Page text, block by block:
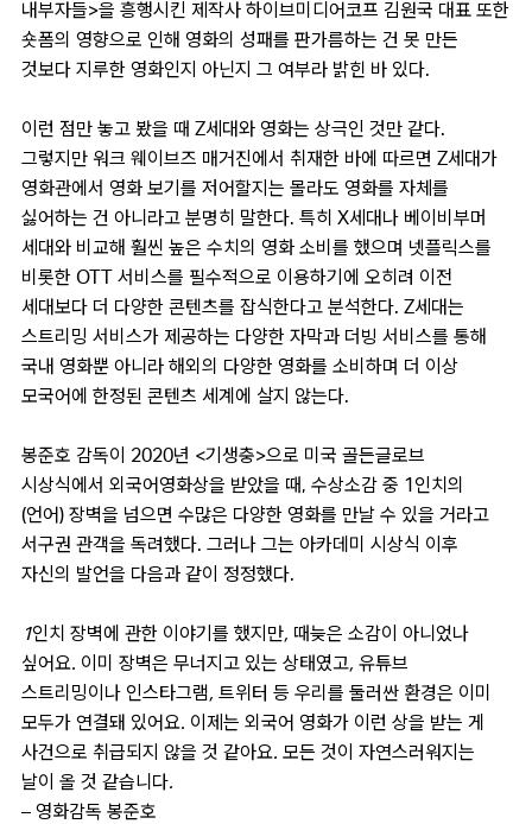
내부자들>을 흥행시킨 제작사 하이브미디어코프 김원국 대표 또한
숏폼의 영향으로 인해 영화의 성패를 판가름하는 건 못 만든
것보다 지루한 영화인지 아닌지 그 여부라 밝힌 바 있다.
이런 점만 놓고 봤을 때 Z세대와 영화는 상극인 것만 같다.
그렇지만 워크 웨이브즈 매거진에서 취재한 바에 따르면 Z세대가
영화관에서 영화 보기를 저어할지는 몰라도 영화를 자체를
싫어하는 건 아니라고 분명히 말한다. 특히 X세대나 베이비부머
세대와 비교해 훨씬 높은 수치의 영화 소비를 했으며 넷플릭스를
비롯한 OTT 서비스를 필수적으로 이용하기에 오히려 이전
세대보다 더 다양한 콘텐츠를 잡식한다고 분석한다. Z세대는
스트리밍 서비스가 제공하는 다양한 자막과 더빙 서비스를 통해
국내 영화뿐 아니라 해외의 다양한 영화를 소비하며 더 이상
모국어에 한정된 콘텐츠 세계에 살지 않는다.
봉준호 감독이 2020년 <기생충>으로 미국 골든글로브
시상식에서 외국어영화상을 받았을 때, 수상소감 중 1인치의
(언어) 장벽을 넘으면 수많은 다양한 영화를 만날 수 있을 거라고
서구권 관객을 독려했다. 그러나 그는 아카데미 시상식 이후
자신의 발언을 다음과 같이 정정했다.
1인치 장벽에 관한 이야기를 했지만, 때늦은 소감이 아니었나
싶어요. 이미 장벽은 무너지고 있는 상태였고, 유튜브
스트리밍이나 인스타그램, 트위터 등 우리를 둘러싼 환경은 이미
모두가 연결돼 있어요. 이제는 외국어 영화가 이런 상을 받는 게
사건으로 취급되지 않을 것 같아요. 모든 것이 자연스러워지는
날이 올 것 같습니다.
– 영화감독 봉준호